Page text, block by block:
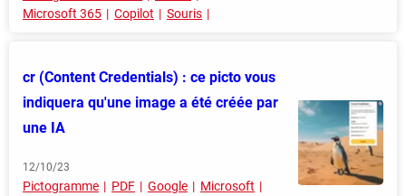
Microsoft 365
Copilot Souris
cr (Content Credentials) : ce picto vous
indiquera qu'une image a été créée par
une IA
12/10/23
Pictogramme PDF Google
Microsoft